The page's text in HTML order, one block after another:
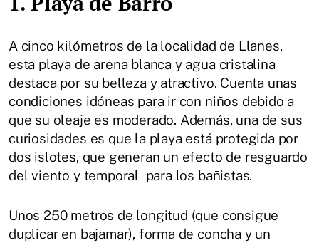
A cinco kilómetros de la localidad de Llanes,
esta playa de arena blanca y agua cristalina
destaca por su belleza y atractivo. Cuenta unas
condiciones idóneas para ir con niños debido a
que su oleaje es moderado. Además, una de sus
curiosidades es que la playa está protegida por
dos islotes, que generan un efecto de resguardo
del viento y temporal para los bañistas.
Unos 250 metros de longitud (que consigue
duplicar en bajamar), forma de concha y un